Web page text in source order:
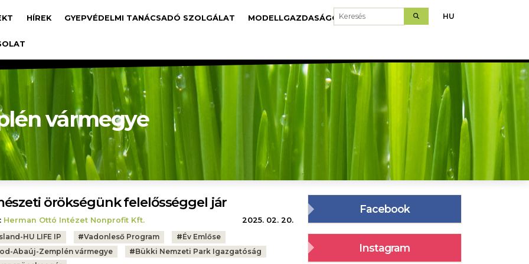
HÍREK GYEPVÉDELMI TANÁCSADÓ SZOLGÁLAT MODELLGAZDASÁGOK LETÖLTÉS
Keresés HU
vármegye
örökségünk felelősséggel jár
Herman Ottó Intézet Nonprofit Kft.
2025. 02. 20.
HU LIFE IP #Vadonleső Program #Év Emlőse
Abaúj-Zemplén vármegye #Bükki Nemzeti Park Igazgatóság
Facebook
Instagram